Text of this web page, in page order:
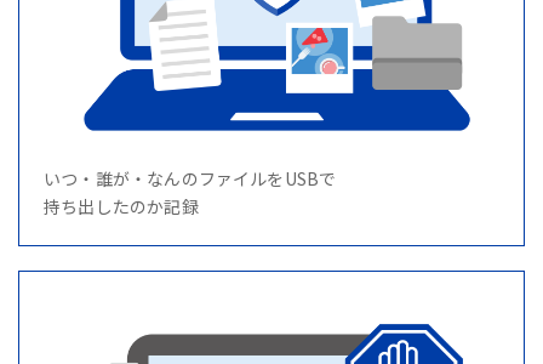
いつ・誰が・なんのファイルをUSBで
持ち出したのか記録